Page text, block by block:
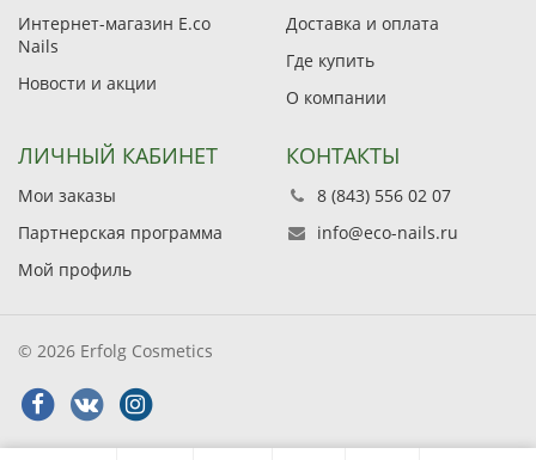
Интернет-магазин E.co
Nails
Новости и акции
Доставка и оплата
Где купить
О компании
ЛИЧНЫЙ КАБИНЕТ
Мои заказы
Партнерская программа
Мой профиль
КОНТАКТЫ
8 (843) 556 02 07
info@eco-nails.ru
© 2026 Erfolg Cosmetics